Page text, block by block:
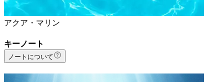
アクア・マリン
キーノート
ノートについて